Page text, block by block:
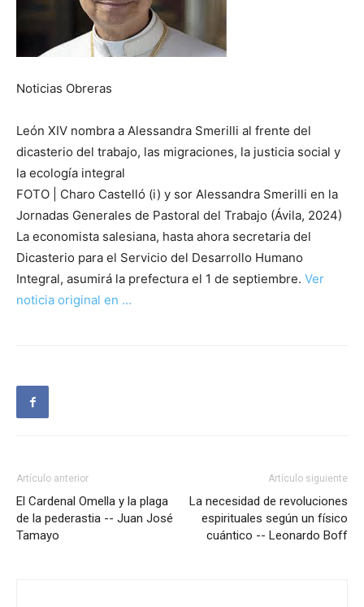
Noticias Obreras
León XIV nombra a Alessandra Smerilli al frente del
dicasterio del trabajo, las migraciones, la justicia social y
la ecología integral
FOTO | Charo Castelló (i) y sor Alessandra Smerilli en la
Jornadas Generales de Pastoral del Trabajo (Ávila, 2024)
La economista salesiana, hasta ahora secretaria del
Dicasterio para el Servicio del Desarrollo Humano
Integral, asumirá la prefectura el 1 de septiembre. Ver
noticia original en …
Artículo anterior
El Cardenal Omella y la plaga
de la pederastia -- Juan José
Tamayo
Artículo siguiente
La necesidad de revoluciones
espirituales según un físico
cuántico -- Leonardo Boff